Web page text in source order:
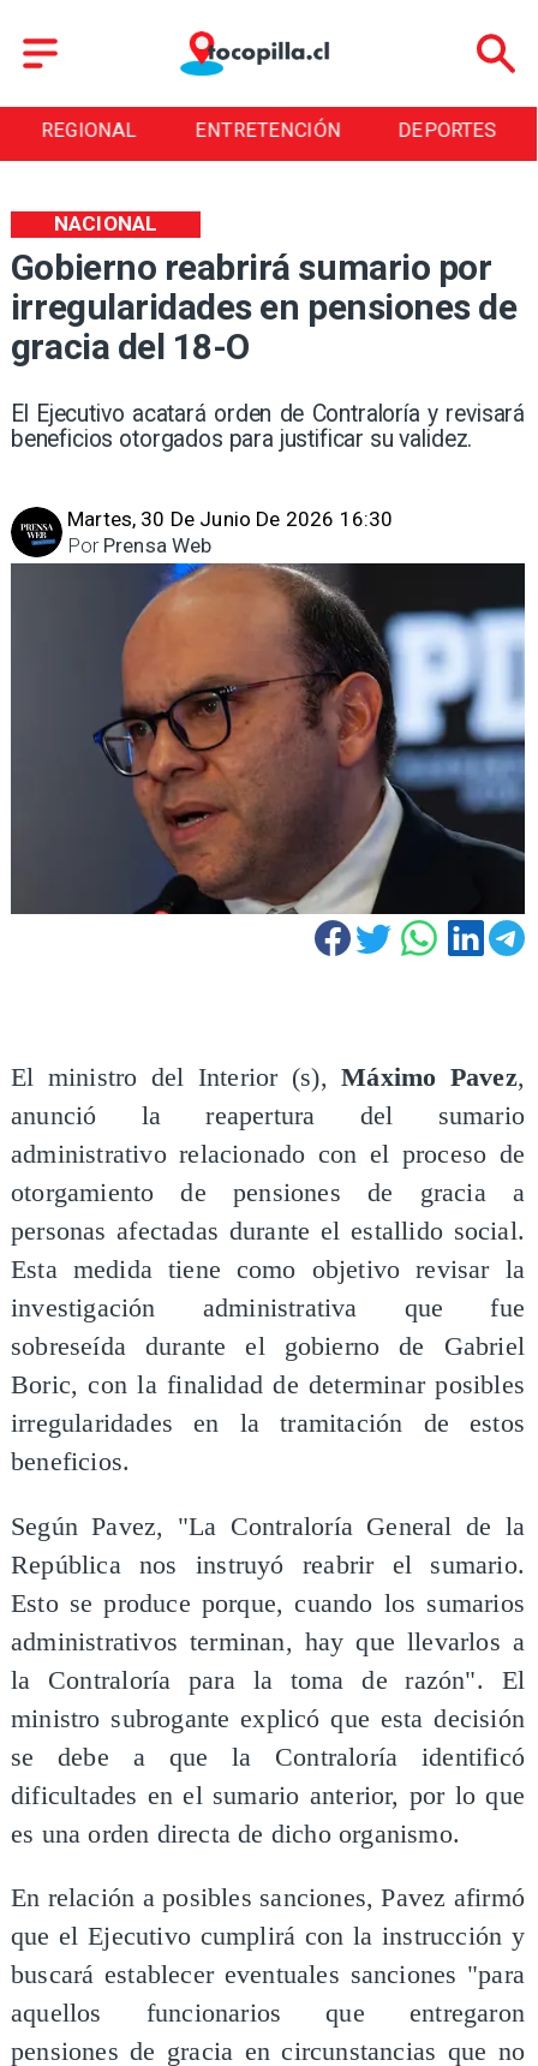
REGIONAL ENTRETENCIÓN DEPORTES
Gobierno reabrirá sumario por
irregularidades en pensiones de
gracia del 18-O
El Ejecutivo acatará orden de Contraloría y revisará
beneficios otorgados para justificar su validez.
NACIONAL
Martes, 30 De Junio De 2026 16:30
Prensa Web
Por
El ministro del Interior (s),Máximo Pavez,
anunció la reapertura del sumario
administrativo relacionado con el proceso de
otorgamiento de pensiones de gracia a
personas afectadas durante el estallido social.
Esta medida tiene como objetivo revisar la
investigación administrativa que fue
sobreseída durante el gobierno de Gabriel
Boric, con la finalidad de determinar posibles
irregularidades en la tramitación de estos
beneficios.
Según Pavez, "La Contraloría General de la
República nos instruyó reabrir el sumario.
Esto se produce porque, cuando los sumarios
administrativos terminan, hay que llevarlos a
la Contraloría para la toma de razón". El
ministro subrogante explicó que esta decisión
se debe a que la Contraloría identificó
dificultades en el sumario anterior, por lo que
es una orden directa de dicho organismo.
En relación a posibles sanciones, Pavez afirmó
que el Ejecutivo cumplirá con la instrucción y
buscará establecer eventuales sanciones "para
aquellos funcionarios que entregaron
pensiones de gracia en circunstancias que no